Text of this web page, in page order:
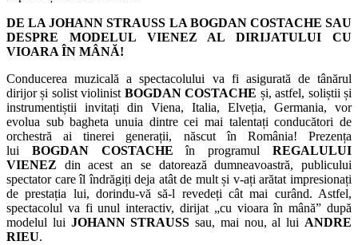
DE LA JOHANN STRAUSS LA BOGDAN COSTACHE SAU
DESPRE MODELUL VIENEZ AL DIRIJATULUI CU
VIOARA ÎN MÂNĂ!
Conducerea muzicală a spectacolului va fi asigurată de tânărul
dirijor și solist violinist BOGDAN COSTACHE și, astfel, soliștii și
instrumentiștii invitați din Viena, Italia, Elveția, Germania, vor
evolua sub bagheta unuia dintre cei mai talentați conducători de
orchestră ai tinerei generații, născut în România! Prezența
lui BOGDAN COSTACHE în programulREGALULUI
VIENEZ din acest an se datorează dumneavoastră, publicului
spectator care îl îndrăgiți deja atât de mult și v-ați arătat impresionați
de prestația lui, dorindu-vă să-l revedeți cât mai curând. Astfel,
spectacolul va fi unul interactiv, dirijat „cu vioara în mână” după
modelul lui JOHANN STRAUSS sau, mai nou, al lui ANDRE
RIEU.